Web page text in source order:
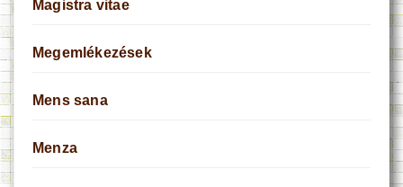
Magistra vitae
Megemlékezések
Mens sana
Menza